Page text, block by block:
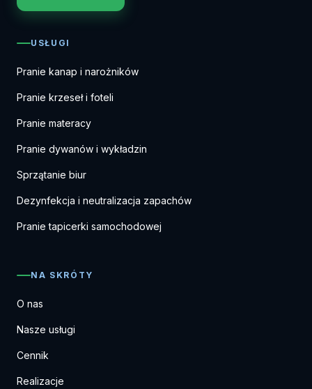
USŁUGI
Pranie kanap i narożników
Pranie krzeseł i foteli
Pranie materacy
Pranie dywanów i wykładzin
Sprzątanie biur
Dezynfekcja i neutralizacja zapachów
Pranie tapicerki samochodowej
NA SKRÓTY
O nas
Nasze usługi
Cennik
Realizacje